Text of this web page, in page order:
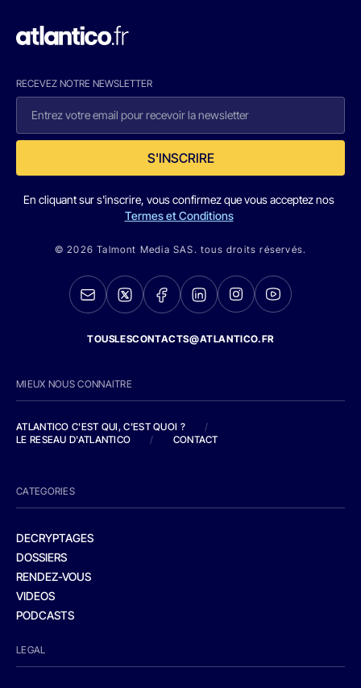
RECEVEZ NOTRE NEWSLETTER
S'INSCRIRE
En cliquant sur s'inscrire, vous confirmez que vous acceptez nos
Termes et Conditions
© 2026 Talmont Media SAS. tous droits réservés.
TOUSLESCONTACTS@ATLANTICO.FR
MIEUX NOUS CONNAITRE
ATLANTICO C'EST QUI, C'EST QUOI ?
/
LE RESEAU D'ATLANTICO
/ CONTACT
CATEGORIES
DECRYPTAGES
DOSSIERS
RENDEZ-VOUS
VIDEOS
PODCASTS
LEGAL